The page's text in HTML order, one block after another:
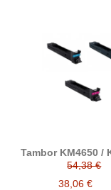
Tambor KM4650 /
compatible con
Minolta Magicolor
/ A0310AH /
54,38 €
38,06 €